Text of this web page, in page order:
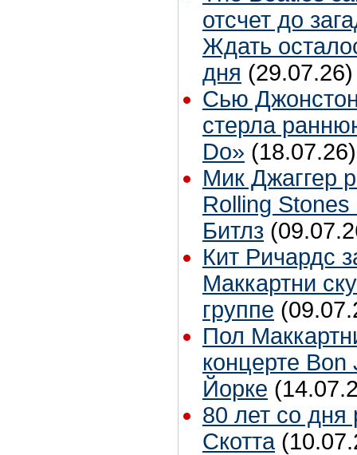
отсчет до
Ждать
дня (29.07.26)
Сью
стерла
Do» (18.07.26)
Мик Джаггер
Rolling Stones
Битлз
Кит Ричардс
Маккартни
группе
Пол
концерте
Йорке
80 лет со
Скотта